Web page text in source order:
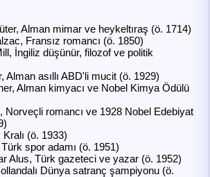
Alman mimar ve heykeltıraş (ö. 1714)
Fransız romancı (ö. 1850)
İngiliz düşünür, filozof ve politik
Alman asıllı ABD'li mucit (ö. 1929)
Alman kimyacı ve Nobel Kimya Ödülü
Norveçli romancı ve 1928 Nobel Edebiyat
(ö. 1933)
spor adamı (ö. 1951)
Alus, Türk gazeteci ve yazar (ö. 1952)
Dünya satranç şampiyonu (ö.